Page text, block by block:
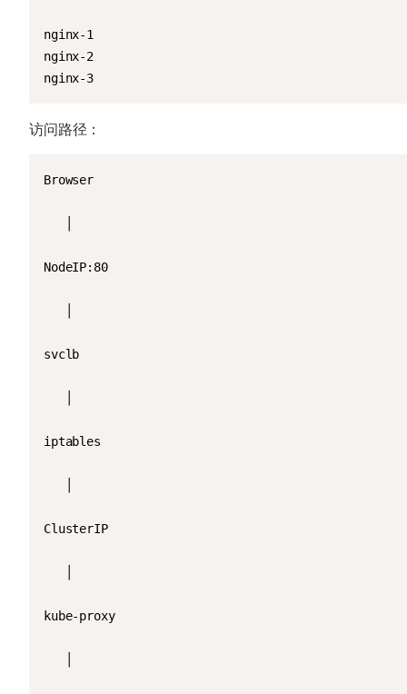
nginx-1
nginx-2
nginx-3
访问路径：
Browser
NodeIP:80
svclb
iptables
ClusterIP
kube-proxy